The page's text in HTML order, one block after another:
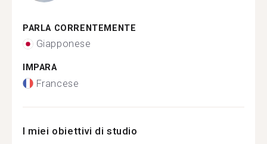
PARLA CORRENTEMENTE
Giapponese
IMPARA
Francese
I miei obiettivi di studio